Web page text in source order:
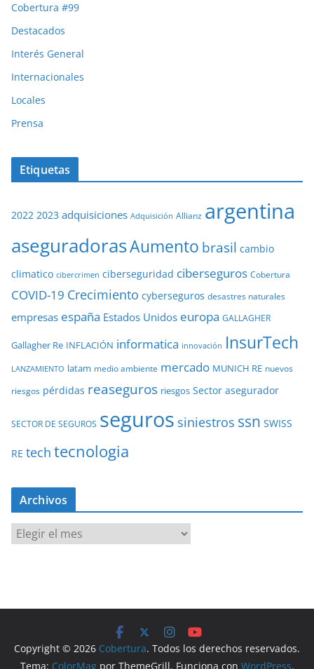
Cobertura #99
Destacados
Interés General
Internacionales
Locales
Prensa
Etiquetas
2022 2023 adquisiciones Adquisición Allianz argentina
aseguradorasAumento brasil cambio
climatico cibercrimen ciberseguridad ciberseguros Cobertura
COVID-19 Crecimiento cyberseguros desastres naturales
empresas españa Estados Unidos europa GALLAGHER
Gallagher Re INFLACIÓN informatica innovación InsurTech
LANZAMIENTO latam medio ambiente mercado MUNICH RE nuevos
riesgos pérdidas reaseguros riesgos Sector asegurador
SECTOR DE SEGUROS seguros siniestros ssn SWISS
RE tech tecnologia
Archivos
sCopyright © 2026 Cobertura. Todos los derechos reservados.
Tema: ColorMagpor ThemeGrill. Funciona con WordPress.